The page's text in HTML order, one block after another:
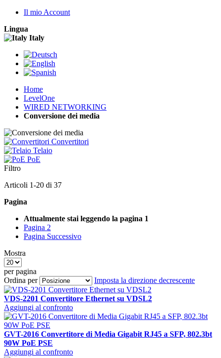
Il mio Account
Lingua
Italy
Home
LevelOne
WIRED NETWORKING
Conversione dei media
Convertitori
Telaio
PoE
Filtro
Articoli 1-20 di 37
Pagina
Attualmente stai leggendo la pagina 1
Pagina 2
Pagina Successivo
Mostra
per pagina
Ordina per
Imposta la direzione decrescente
VDS-2201 Convertitore Ethernet su VDSL2
Aggiungi al confronto
GVT-2016 Convertitore di Media Gigabit RJ45 a SFP, 802.3bt
90W PoE PSE
Aggiungi al confronto